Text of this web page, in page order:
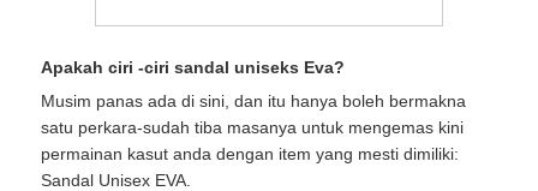
Apakah ciri -ciri sandal uniseks Eva?
Musim panas ada di sini, dan itu hanya boleh bermakna
satu perkara-sudah tiba masanya untuk mengemas kini
permainan kasut anda dengan item yang mesti dimiliki:
Sandal Unisex EVA.